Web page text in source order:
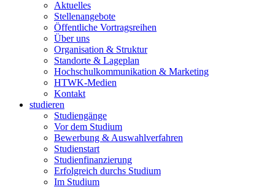
Aktuelles
Stellenangebote
Öffentliche Vortragsreihen
Über uns
Organisation & Struktur
Standorte & Lageplan
Hochschulkommunikation & Marketing
HTWK-Medien
Kontakt
studieren
Studiengänge
Vor dem Studium
Bewerbung & Auswahlverfahren
Studienstart
Studienfinanzierung
Erfolgreich durchs Studium
Im Studium